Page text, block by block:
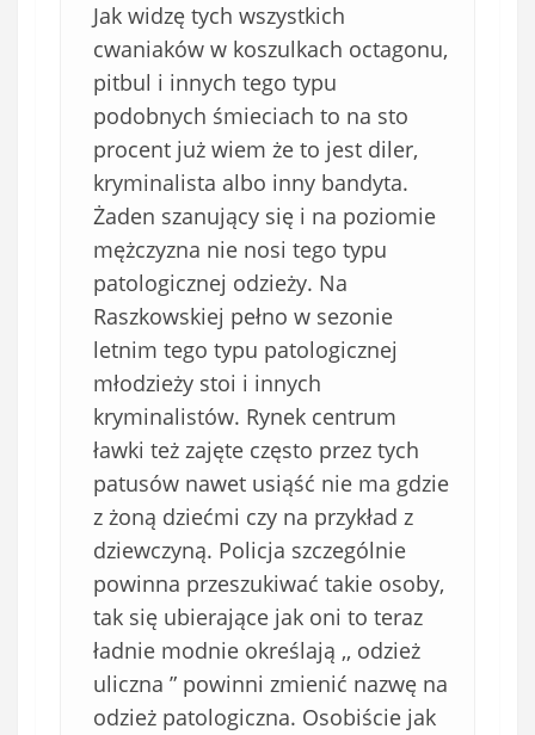
Jak widzę tych wszystkich
cwaniaków w koszulkach octagonu,
pitbul i innych tego typu
podobnych śmieciach to na sto
procent już wiem że to jest diler,
kryminalista albo inny bandyta.
Żaden szanujący się i na poziomie
mężczyzna nie nosi tego typu
patologicznej odzieży. Na
Raszkowskiej pełno w sezonie
letnim tego typu patologicznej
młodzieży stoi i innych
kryminalistów. Rynek centrum
ławki też zajęte często przez tych
patusów nawet usiąść nie ma gdzie
z żoną dziećmi czy na przykład z
dziewczyną. Policja szczególnie
powinna przeszukiwać takie osoby,
tak się ubierające jak oni to teraz
ładnie modnie określają ,, odzież
uliczna ” powinni zmienić nazwę na
odzież patologiczna. Osobiście jak